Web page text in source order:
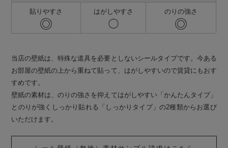
貼りやすさ
◎
はがしやすさ
◯
のりの強さ
◎
当店の壁紙は、特殊な道具を必要としないシールタイプです。今ある
お部屋の壁紙の上から重ねて貼って、はがしやすいので賃貸にもおす
すめです。
壁紙の素材は、のりの強さを抑えてはがしやすい「かんたんタイプ」
とのりが強くしっかり貼れる「しっかりタイプ」の2種類からお選び
いただけます。